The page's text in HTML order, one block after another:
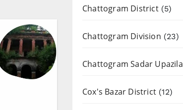
Chattogram District(5)
Chattogram Division (23)
Chattogram Sadar Upazila
Cox's Bazar District (12)